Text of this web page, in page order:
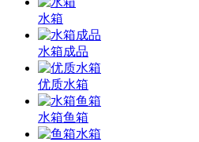
水箱
水箱成品
优质水箱
水箱鱼箱